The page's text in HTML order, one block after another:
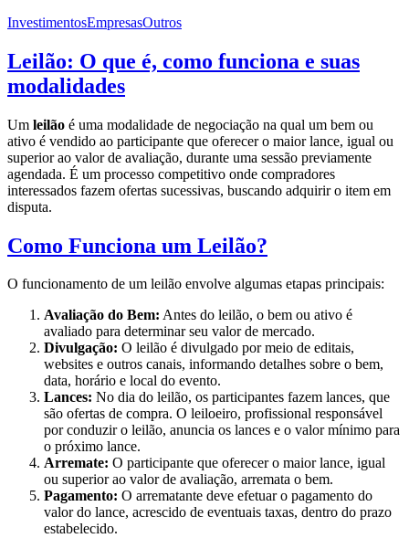
InvestimentosEmpresasOutros
Leilão: O que é, como funciona e suas
modalidades
Um leilão é uma modalidade de negociação na qual um bem ou
ativo é vendido ao participante que oferecer o maior lance, igual ou
superior ao valor de avaliação, durante uma sessão previamente
agendada. É um processo competitivo onde compradores
interessados fazem ofertas sucessivas, buscando adquirir o item em
disputa.
Como Funciona um Leilão?
O funcionamento de um leilão envolve algumas etapas principais:
Avaliação do Bem: Antes do leilão, o bem ou ativo é
avaliado para determinar seu valor de mercado.
Divulgação: O leilão é divulgado por meio de editais,
websites e outros canais, informando detalhes sobre o bem,
data, horário e local do evento.
Lances: No dia do leilão, os participantes fazem lances, que
são ofertas de compra. O leiloeiro, profissional responsável
por conduzir o leilão, anuncia os lances e o valor mínimo para
o próximo lance.
Arremate: O participante que oferecer o maior lance, igual
ou superior ao valor de avaliação, arremata o bem.
Pagamento: O arrematante deve efetuar o pagamento do
valor do lance, acrescido de eventuais taxas, dentro do prazo
estabelecido.